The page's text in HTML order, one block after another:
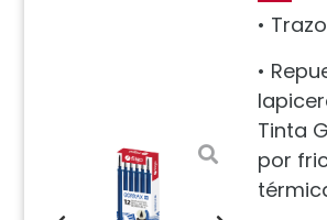
•
•
Tinta
por